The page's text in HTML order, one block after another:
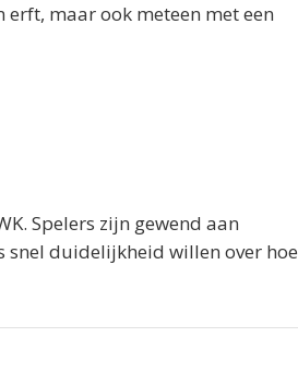
erft, maar ook meteen met een
Spelers zijn gewend aan
snel duidelijkheid willen over hoe